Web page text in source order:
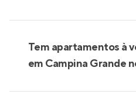
Tem apartamentos à
em Campina Grande